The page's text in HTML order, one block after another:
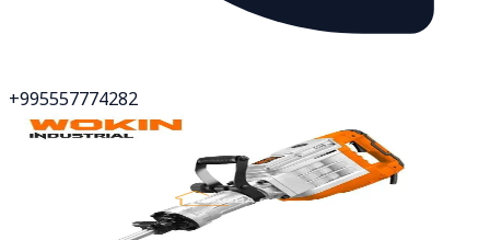
+995557774282